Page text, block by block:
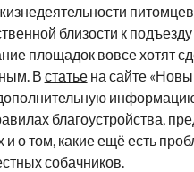
близости к
площадок вовсе хотят
В статьена сайте
благоустройства,
и о том, какие ещё есть
собачников.